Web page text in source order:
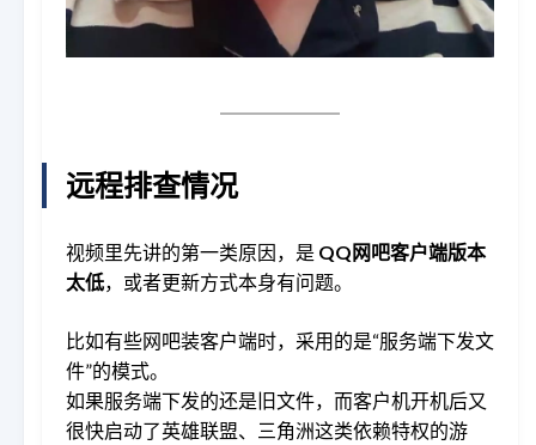
远程排查情况
视频里先讲的第一类原因，是 QQ网吧客户端版本
太低，或者更新方式本身有问题。
比如有些网吧装客户端时，采用的是“服务端下发文
件”的模式。
如果服务端下发的还是旧文件，而客户机开机后又
很快启动了英雄联盟、三角洲这类依赖特权的游